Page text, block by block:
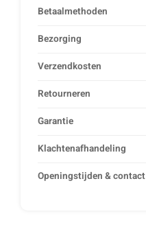
Betaalmethoden
Bezorging
Verzendkosten
Retourneren
Garantie
Klachtenafhandeling
Openingstijden & contact